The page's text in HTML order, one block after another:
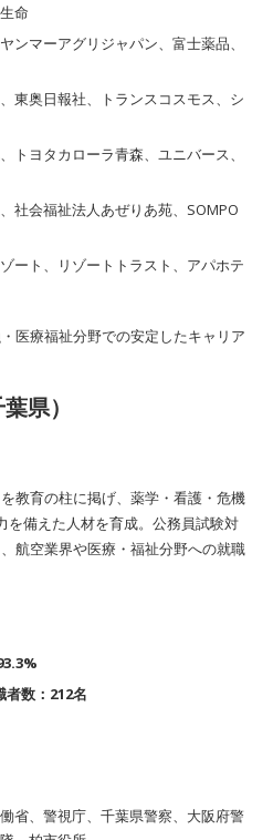
命
ンマーアグリジャパン、富士薬品、
東奥日報社、トランスコスモス、シ
トヨタカローラ青森、ユニバース、
社会福祉法人あぜりあ苑、SOMPO
ート、リゾートトラスト、アパホテ
医療福祉分野での安定したキャリア
県）
教育の柱に掲げ、薬学・看護・危機
を備えた人材を育成。公務員試験対
航空業界や医療・福祉分野への就職
者数：212名
働省、警視庁、千葉県警察、大阪府警